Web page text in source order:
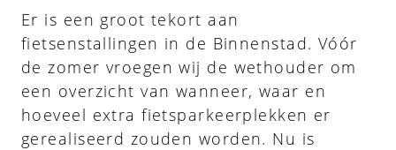
Er is een groot tekort aan
fietsenstallingen in de Binnenstad. Vóór
de zomer vroegen wij de wethouder om
een overzicht van wanneer, waar en
hoeveel extra fietsparkeerplekken er
gerealiseerd zouden worden. Nu is